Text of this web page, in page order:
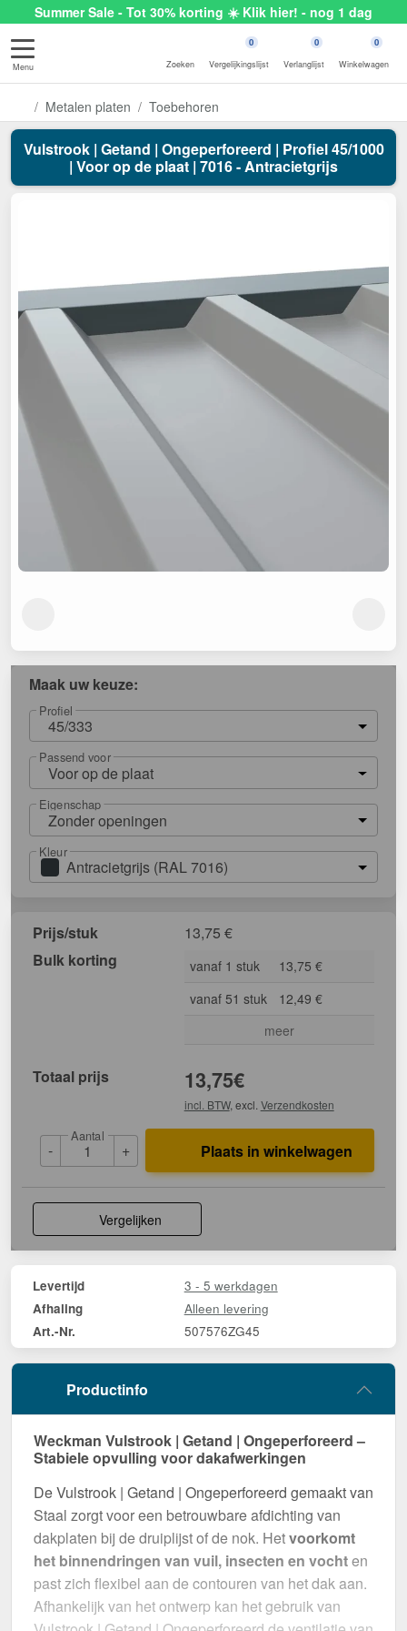
Summer Sale - Tot 30% korting ☀️ Klik hier! - nog 1 dag
Menu Zoeken
0
Vergelijkingslijst
0
Verlanglijst
0
Winkelwagen
Metalen platen Toebehoren
Vulstrook | Getand | Ongeperforeerd | Profiel 45/1000
| Voor op de plaat | 7016 - Antracietgrijs
Maak uw keuze:
Profiel
45/333
Passend voor
Voor op de plaat
Eigenschap
Zonder openingen
Kleur
Antracietgrijs (RAL 7016)
Prijs/stuk 13,75 €
Bulk korting
vanaf 1 stuk
13,75 €
vanaf 51 stuk
12,49 €
meer
Totaal prijs 13,75€
incl. BTW, excl. Verzendkosten
-
Aantal
+ Plaats in winkelwagen
Vergelijken
Levertijd 3 - 5 werkdagen
Afhaling Alleen levering
Art.-Nr. 507576ZG45
Productinfo
Weckman Vulstrook | Getand | Ongeperforeerd –
Stabiele opvulling voor dakafwerkingen
De Vulstrook | Getand | Ongeperforeerd gemaakt van
Staal zorgt voor een betrouwbare afdichting van
dakplaten bij de druiplijst of de nok. Hetvoorkomt
het binnendringen van vuil, insecten en vochten
past zich flexibel aan de contouren van het dak aan.
Afhankelijk van het ontwerp kan het gebruik van